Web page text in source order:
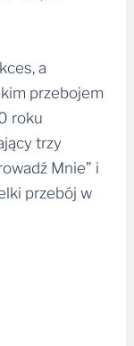
przebojem
roku
trzy
Mnie” i
przebój w